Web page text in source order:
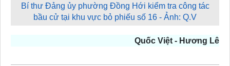
Bí thư Đảng ủy phường Đồng Hới kiểm tra công tác
bầu cử tại khu vực bỏ phiếu số 16 - Ảnh: Q.V
Quốc Việt - Hương Lê